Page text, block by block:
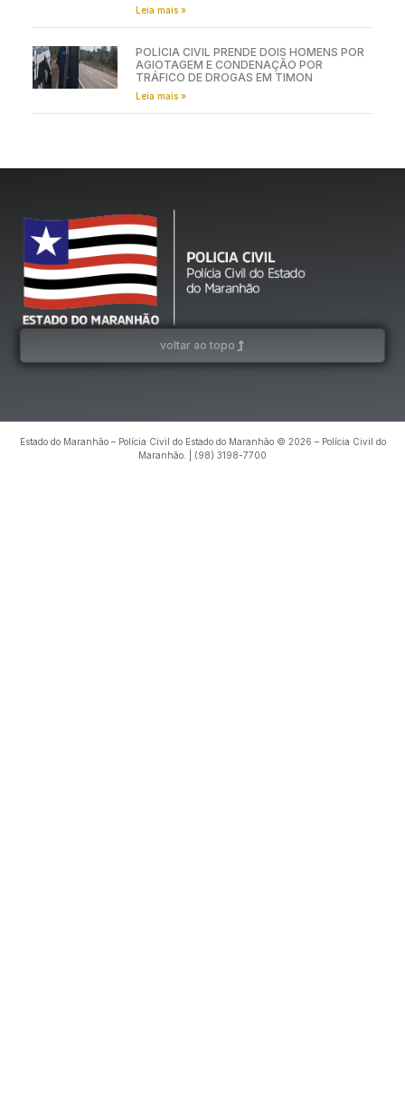
Leia mais »
POLÍCIA CIVIL PRENDE DOIS HOMENS POR
AGIOTAGEM E CONDENAÇÃO POR
TRÁFICO DE DROGAS EM TIMON
Leia mais »
voltar ao topo
Estado do Maranhão – Polícia Civil do Estado do Maranhão © 2026 – Polícia Civil do
Maranhão. | (98) 3198-7700